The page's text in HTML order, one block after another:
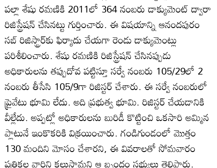
పల్లా శేషు రమణికి 2011లో 364 నంబరు డాక్యుమెంట్‌ ద్వారా
రిజిస్ట్రేషన్‌ చేసినట్టు గుర్తించారు. ఈ విషయాన్ని ఆనందపురం
సబ్‌ రిజిస్ట్రార్‌కు ఫిర్యాదు చేయగా రెండు డాక్యుమెంట్లు
పరిశీలించారు. శేషు రమణికి రిజిస్ట్రేషన్‌ చేసినప్పుడు
అధికారులను తప్పుదోవ పట్టిస్తూ సర్వే నంబరు 105/29లో 2
నంబరు తీసేసి 105/9గా రిజిస్టర్‌ చేశారు. ఈ సర్వే నంబరులో
ప్రైవేటు భూమి లేదు. అది ప్రభుత్వ భూమి. రిజిస్టర్‌ చేయడానికి
వీల్లేదు. అప్పట్లో అధికారులను బురిడీ కొట్టించి ఒకసారి అమ్మిన
ప్లాటునే ఇంకొకరికి విక్రయించారు. గండిగుండంలో మొత్తం
130 మందిని మోసం చేశారని, ఈ వివరాలతో సోమవారం
పత్రికల వారిని కలుస్తామని ఆ బృందం సభ్యులు తెలిపారు.